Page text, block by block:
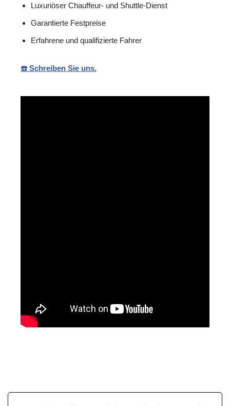
Luxuriöser Chauffeur- und Shuttle-Dienst
Garantierte Festpreise
Erfahrene und qualifizierte Fahrer
☎️ Schreiben Sie uns.